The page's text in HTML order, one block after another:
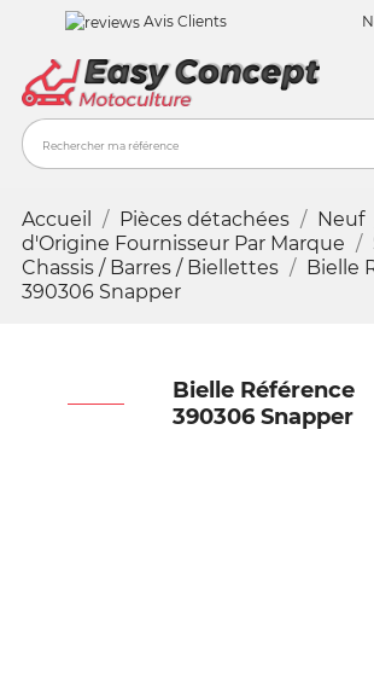
Avis Clients
Accueil Pièces détachées Neuf
d'Origine Fournisseur Par Marque
Chassis / Barres / Biellettes
Bielle
390306 Snapper
Bielle Référence
390306 Snapper